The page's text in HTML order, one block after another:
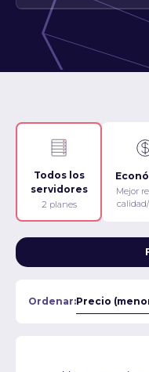
Todos los
servidores
2 planes
Mejor
Ordenar: